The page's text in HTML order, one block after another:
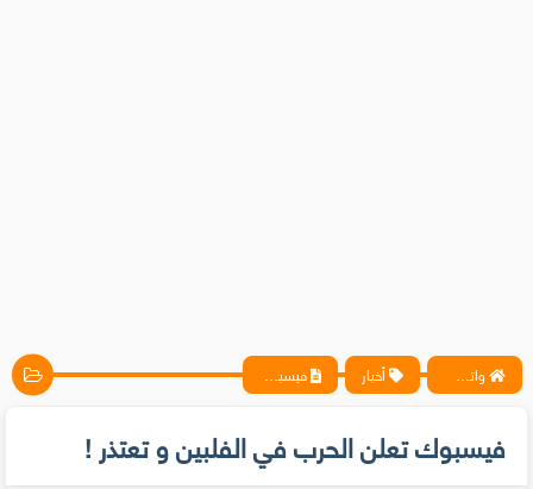
واتس آب ، فيسبوك ، أنترنت ، شروحات تقنية حصرية - المحترف أخبار فيسبوك تعلن الحرب في الفلبين و تعتذر !
فيسبوك تعلن الحرب في الفلبين و تعتذر !